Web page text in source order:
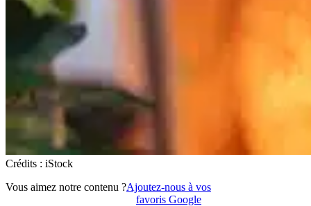
Crédits : iStock
Vous aimez notre contenu ?Ajoutez-nous à vos
favoris Google